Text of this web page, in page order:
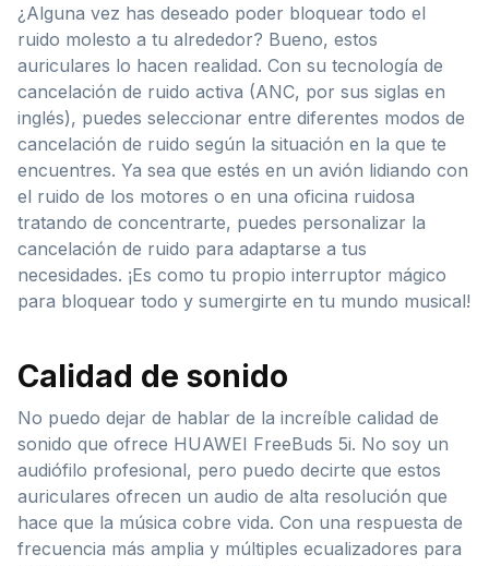
¿Alguna vez has deseado poder bloquear todo el
ruido molesto a tu alrededor? Bueno, estos
auriculares lo hacen realidad. Con su tecnología de
cancelación de ruido activa (ANC, por sus siglas en
inglés), puedes seleccionar entre diferentes modos de
cancelación de ruido según la situación en la que te
encuentres. Ya sea que estés en un avión lidiando con
el ruido de los motores o en una oficina ruidosa
tratando de concentrarte, puedes personalizar la
cancelación de ruido para adaptarse a tus
necesidades. ¡Es como tu propio interruptor mágico
para bloquear todo y sumergirte en tu mundo musical!
Calidad de sonido
No puedo dejar de hablar de la increíble calidad de
sonido que ofrece HUAWEI FreeBuds 5i. No soy un
audiófilo profesional, pero puedo decirte que estos
auriculares ofrecen un audio de alta resolución que
hace que la música cobre vida. Con una respuesta de
frecuencia más amplia y múltiples ecualizadores para